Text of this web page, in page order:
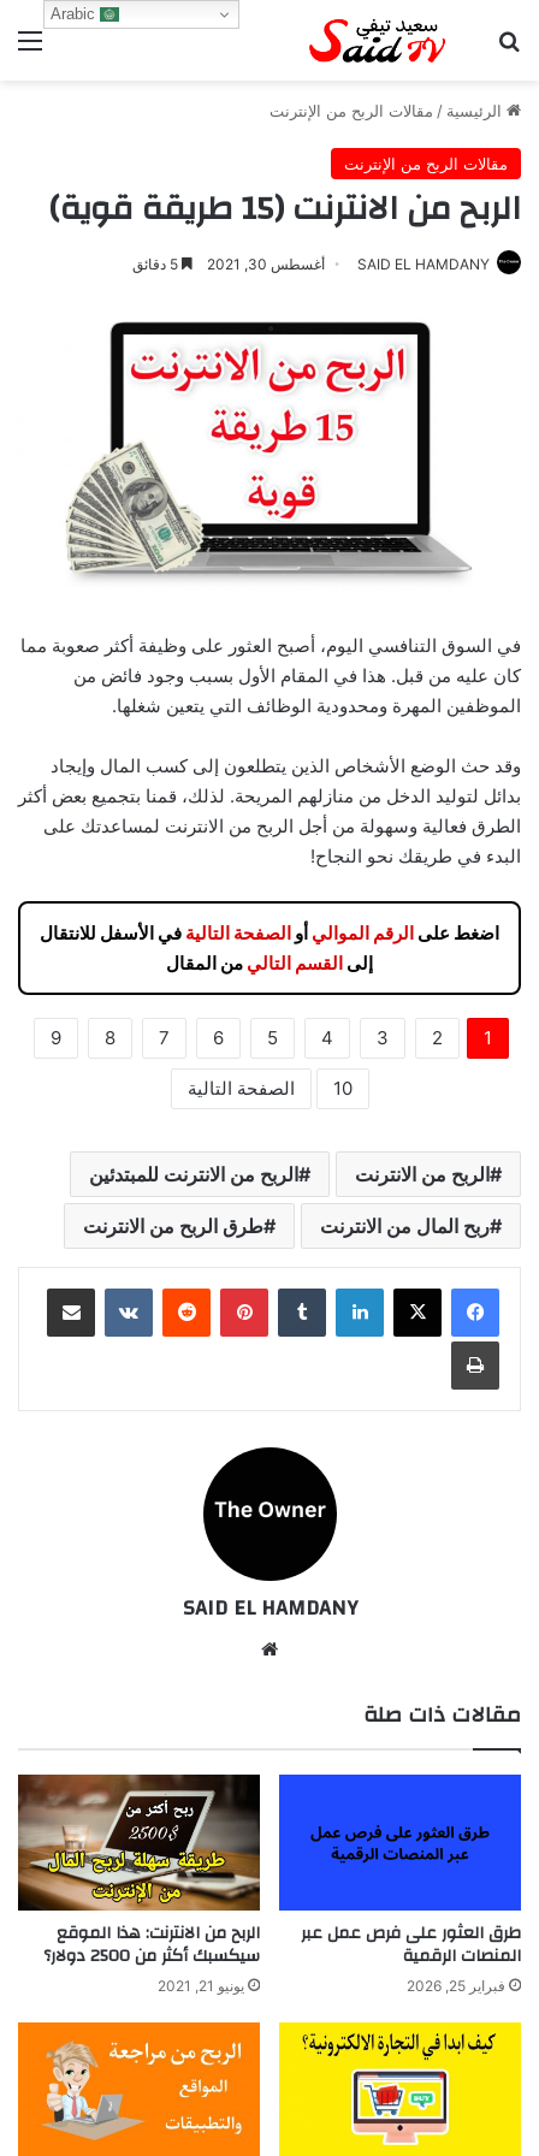
بحث عن
الرئيسية / مقالات الربح من الإنترنت
مقالات الربح من الإنترنت
الربح من الانترنت (15 طريقة قوية)
SAID EL HAMDANY أغسطس 30, 2021
في السوق التنافسي اليوم، أصبح العثور على وظيفة أكثر صعوبة مما
كان عليه من قبل. هذا في المقام الأول بسبب وجود فائض من
الموظفين المهرة ومحدودية الوظائف التي يتعين شغلها.
وقد حث الوضع الأشخاص الذين يتطلعون إلى كسب المال وإيجاد
بدائل لتوليد الدخل من منازلهم المريحة. لذلك، قمنا بتجميع بعض أكثر
الطرق فعالية وسهولة من أجل الربح من الانترنت لمساعدتك على
البدء في طريقك نحو النجاح!
اضغط على الرقم الموالي أو الصفحة التالية في الأسفل للانتقال
إلى القسم التالي من المقال
1
2
3
4
5
6
7
8
9
10 الصفحة التالية
الربح من الانترنت الربح من الانترنت للمبتدئين
ربح المال من الانترنت طرق الربح من الانترنت
لينكدإن بينتيريست مشاركة عبر البريد
طباعة
SAID EL HAMDANY
مقالات ذات صلة
طرق العثور على فرص عمل عبر
المنصات الرقمية
فبراير 25, 2026
الربح من الانترنت: هذا الموقع
سيكسبك أكثر من 2500 دولار؟
يونيو 21, 2021